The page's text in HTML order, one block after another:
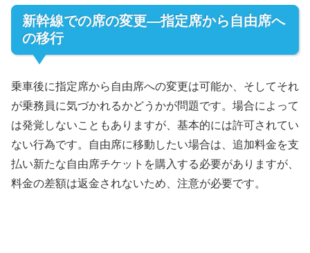
新幹線での席の変更―指定席から自由席へ
の移行
乗車後に指定席から自由席への変更は可能か、そしてそれ
が乗務員に気づかれるかどうかが問題です。場合によって
は発覚しないこともありますが、基本的には許可されてい
ない行為です。自由席に移動したい場合は、追加料金を支
払い新たな自由席チケットを購入する必要がありますが、
料金の差額は返金されないため、注意が必要です。